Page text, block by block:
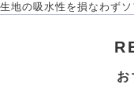
生地の吸水性を損なわず